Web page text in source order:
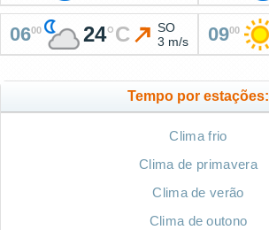
0600 24°C
SO
3 m/s
0900
Tempo por estações:
Clima frio
Clima de primavera
Clima de verão
Clima de outono